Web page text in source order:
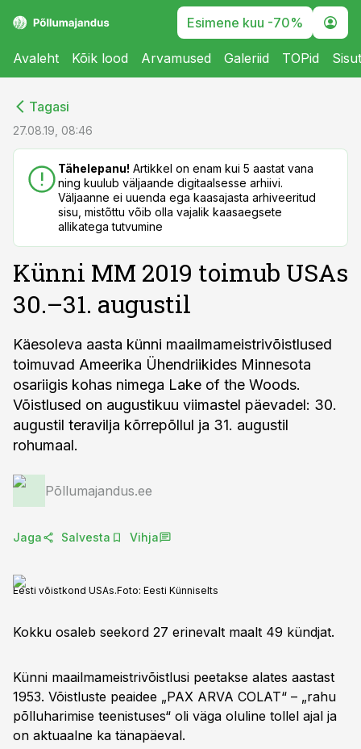
Esimene kuu -70%
Avaleht Kõik lood Arvamused Galeriid TOPid
Tagasi
27.08.19, 08:46
Tähelepanu! Artikkel on enam kui 5 aastat vana
ning kuulub väljaande digitaalsesse arhiivi.
Väljaanne ei uuenda ega kaasajasta arhiveeritud
sisu, mistõttu võib olla vajalik kaasaegsete
allikatega tutvumine
Künni MM 2019 toimub USAs
30.–31. augustil
Käesoleva aasta künni maailmameistrivõistlused
toimuvad Ameerika Ühendriikides Minnesota
osariigis kohas nimega Lake of the Woods.
Võistlused on augustikuu viimastel päevadel: 30.
augustil teravilja kõrrepõllul ja 31. augustil
rohumaal.
Põllumajandus.ee
Jaga Salvesta Vihja
Eesti võistkond USAs.Foto: Eesti Künniselts
Kokku osaleb seekord 27 erinevalt maalt 49 kündjat.
Künni maailmameistrivõistlusi peetakse alates aastast
1953. Võistluste peaidee „PAX ARVA COLAT“ – „rahu
põlluharimise teenistuses“ oli väga oluline tollel ajal ja
on aktuaalne ka tänapäeval.